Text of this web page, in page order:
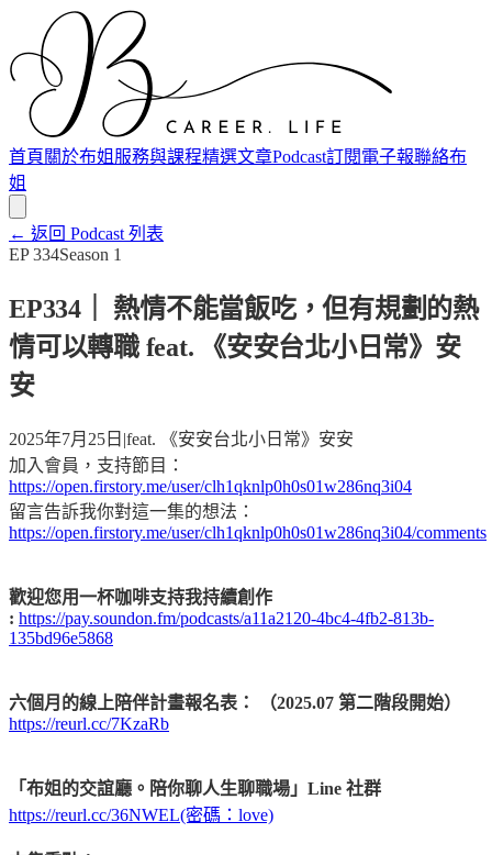
首頁 關於布姐 服務與課程精選文章Podcast訂閱電子報聯絡布
姐
← 返回 Podcast 列表
EP334Season 1
EP334｜ 熱情不能當飯吃，但有規劃的熱
情可以轉職 feat. 《安安台北小日常》安
安
2025年7月25日 |feat.
《安安台北小日常》安安
加入會員，支持節目：
https://open.firstory.me/user/clh1qknlp0h0s01w286nq3i04
留言告訴我你對這一集的想法：
https://open.firstory.me/user/clh1qknlp0h0s01w286nq3i04/comments
歡迎您用一杯咖啡支持我持續創作
: https://pay.soundon.fm/podcasts/a11a2120-4bc4-4fb2-813b-
135bd96e5868
六個月的線上陪伴計畫報名表： （2025.07 第二階段開始）
https://reurl.cc/7KzaRb
「布姐的交誼廳。陪你聊人生聊職場」Line 社群
https://reurl.cc/36NWEL(密碼：love)